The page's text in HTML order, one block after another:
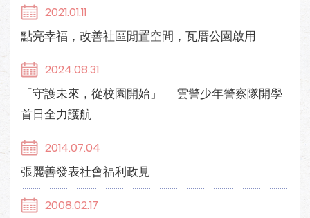
2021.01.11
點亮幸福，改善社區閒置空間，瓦厝公園啟用
2024.08.31
「守護未來，從校園開始」 雲警少年警察隊開學
首日全力護航
2014.07.04
張麗善發表社會福利政見
2008.02.17